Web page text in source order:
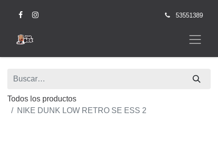
53551389
Todos los productos
NIKE DUNK LOW RETRO SE ESS 2